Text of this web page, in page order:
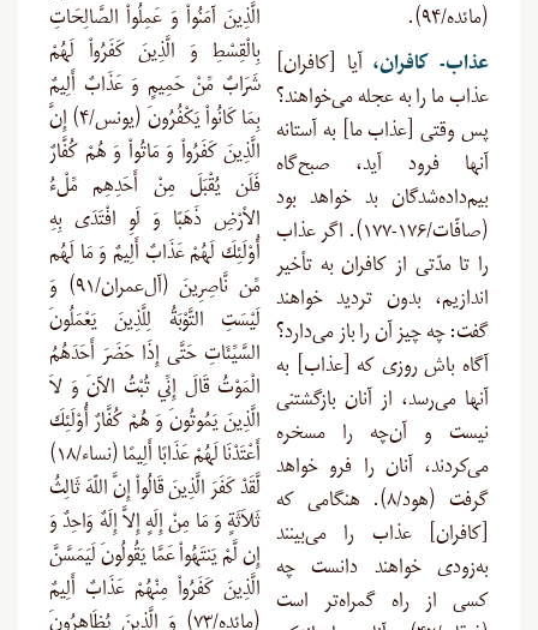
(مائده/۹۴).
عذاب- کافران، آیا [کافران]
عذاب ما را به عجله می‌خواهند؟
پس وقتی [عذاب ما] به آستانه
آنها فرود آید، صبح‌گاه
بیم‌داده‌شدگان بد خواهد بود
(صافّات/۱۷۶-۱۷۷). اگر عذاب
را تا مدّتی از کافران به تأخیر
اندازیم، بدون تردید خواهند
گفت: چه چیز آن را باز می‌دارد؟
آگاه باش روزی که [عذاب] به
آنها می‌رسد، از آنان بازگشتنی
نیست و آن‌چه را مسخره
می‌کردند، آنان را فرو خواهد
گرفت (هود/۸). هنگامی که
[کافران] عذاب را می‌بینند
به‌زودی خواهند دانست چه
کسی از راه گمراه‌تر است
الَّذِينَ آمَنُواْ وَ عَمِلُواْ الصَّالِحَاتِ
بِالْقِسْطِ وَ الَّذِينَ كَفَرُواْ لَهُمْ
شَرَابٌ مِّنْ حَمِيمٍ وَ عَذَابٌ أَلِيمٌ
بِمَا كَانُواْ يَكْفُرُونَ (يونس/۴) إِنَّ
الَّذِينَ كَفَرُواْ وَ مَاتُواْ وَ هُمْ كُفَّارٌ
فَلَن يُقْبَلَ مِنْ أَحَدِهِم مِّلْءُ
الأرْضِ ذَهَبًا وَ لَوِ افْتَدَى بِهِ
أُوْلَئِكَ لَهُمْ عَذَابٌ أَلِيمٌ وَ مَا لَهُم
مِّن نَّاصِرِينَ (آل‌عمران/۹۱) وَ
لَيْسَتِ التَّوْبَةُ لِلَّذِينَ يَعْمَلُونَ
السَّيِّئَاتِ حَتَّى إِذَا حَضَرَ أَحَدَهُمُ
الْمَوْتُ قَالَ إِنِّي تُبْتُ الآنَ وَ لاَ
الَّذِينَ يَمُوتُونَ وَ هُمْ كُفَّارٌ أُوْلَئِكَ
أَعْتَدْنَا لَهُمْ عَذَابًا أَلِيمًا (نساء/۱۸)
لَّقَدْ كَفَرَ الَّذِينَ قَالُواْ إِنَّ اللّهَ ثَالِثُ
ثَلاَثَةٍ وَ مَا مِنْ إِلَهٍ إِلاَّ إِلَهٌ وَاحِدٌ وَ
إِن لَّمْ يَنتَهُواْ عَمَّا يَقُولُونَ لَيَمَسَّنَّ
الَّذِينَ كَفَرُواْ مِنْهُمْ عَذَابٌ أَلِيمٌ